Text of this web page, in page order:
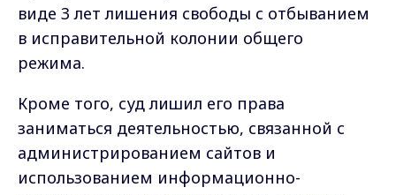
виде 3 лет лишения свободы с отбыванием
в исправительной колонии общего
режима.
Кроме того, суд лишил его права
заниматься деятельностью, связанной с
администрированием сайтов и
использованием информационно-